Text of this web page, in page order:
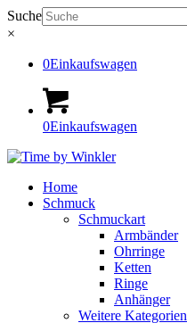
Suche
×
0Einkaufswagen
0Einkaufswagen
Home
Schmuck
Schmuckart
Armbänder
Ohrringe
Ketten
Ringe
Anhänger
Weitere Kategorien